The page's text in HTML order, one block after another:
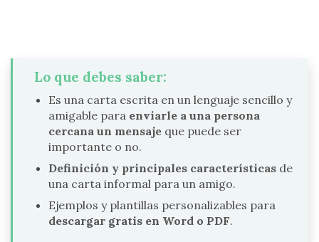
Lo que debes saber:
Es una carta escrita en un lenguaje sencillo y
amigable para enviarle a una persona
cercana un mensaje que puede ser
importante o no.
Definición y principales características de
una carta informal para un amigo.
Ejemplos y plantillas personalizables para
descargar gratis en Word o PDF.